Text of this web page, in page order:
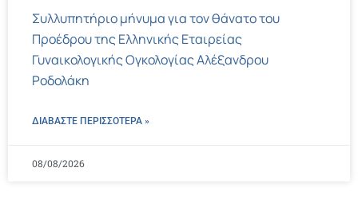
Συλλυπητήριο μήνυμα για τον θάνατο του
Προέδρου της Ελληνικής Εταιρείας
Γυναικολογικής Ογκολογίας Αλέξανδρου
Ροδολάκη
ΔΙΑΒΑΣΤΕ ΠΕΡΙΣΣΌΤΕΡΑ »
08/08/2026